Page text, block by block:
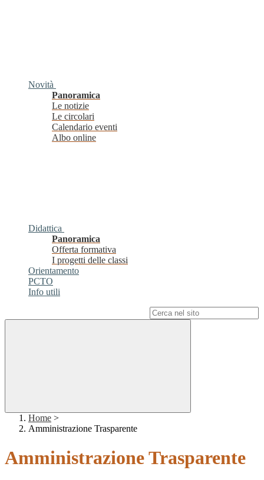
Novità
Panoramica
Le notizie
Le circolari
Calendario eventi
Albo online
Didattica
Panoramica
Offerta formativa
I progetti delle classi
Orientamento
PCTO
Info utili
Home >
Amministrazione Trasparente
Amministrazione Trasparente